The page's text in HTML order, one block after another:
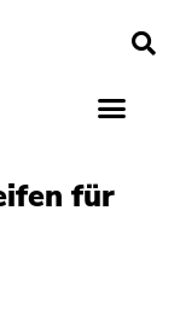
für